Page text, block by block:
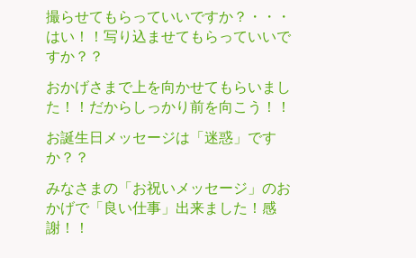
撮らせてもらっていいですか？・・・
はい！！写り込ませてもらっていいで
すか？？
おかげさまで上を向かせてもらいまし
た！！だからしっかり前を向こう！！
お誕生日メッセージは「迷惑」です
か？？
みなさまの「お祝いメッセージ」のお
かげで「良い仕事」出来ました！感
謝！！